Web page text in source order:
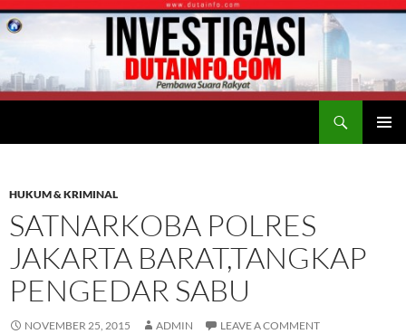
HUKUM & KRIMINAL
SATNARKOBA POLRES
JAKARTA BARAT,TANGKAP
PENGEDAR SABU
NOVEMBER 25, 2015 ADMIN LEAVE A COMMENT